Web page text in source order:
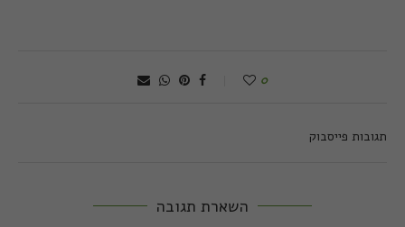
0
תגובות פייסבוק
השארת תגובה